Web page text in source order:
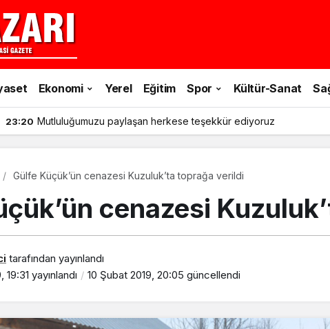
Ekonomi Yerel Eğitim Spor Kültür-Sanat
11:53 Şalpazarı’nda gençlerle doğa yürüyüşü yapıldı
Gülfe Küçük’ün cenazesi Kuzuluk’ta toprağa verildi
cenazesi
tarafından yayınlandı
19:31 yayınlandı 10 Şubat 2019, 20:05 güncellendi